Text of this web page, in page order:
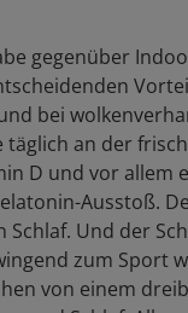
gegenüber
bei
täglich an der
D und vor allem
Ausstoß.
Schlaf. Und der
zum Sport
von einem